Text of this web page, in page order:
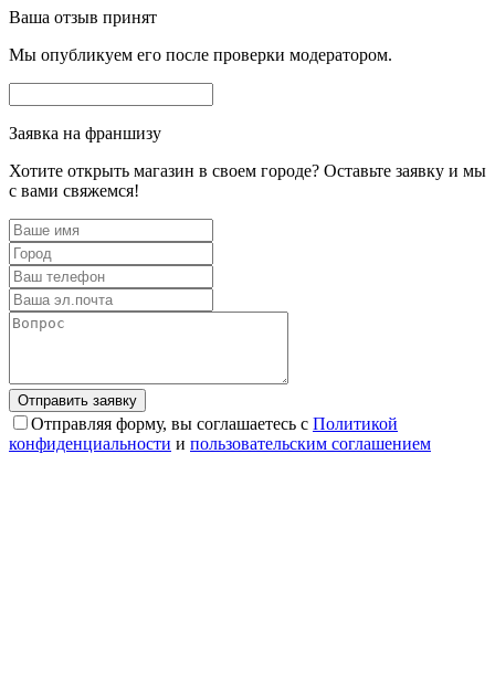
Ваша отзыв принят
Мы опубликуем его после проверки модератором.
Заявка на франшизу
Хотите открыть магазин в своем городе? Оставьте заявку и мы
с вами свяжемся!
Отправляя форму, вы соглашаетесь с Политикой
конфиденциальности и пользовательским соглашением